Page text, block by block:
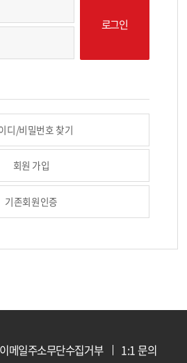
디/비밀번호 찾기
회원 가입
기존회원인증
이메일주소무단수집거부 1:1 문의